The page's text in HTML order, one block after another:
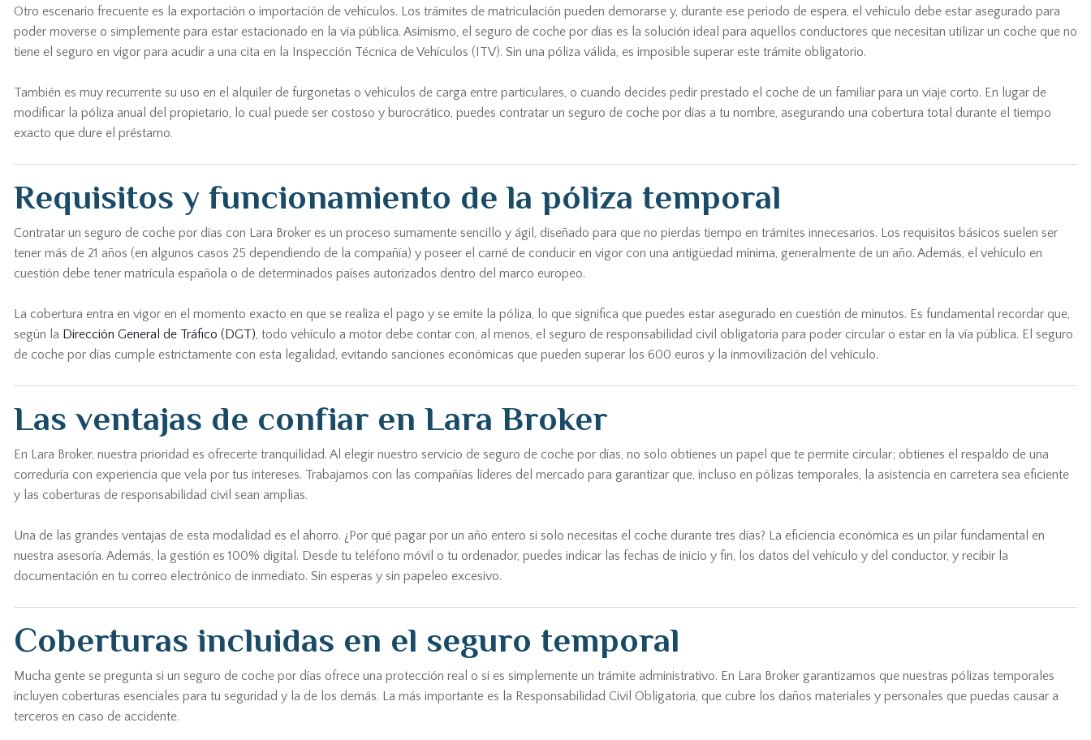
Otro escenario frecuente es la exportación o importación de vehículos. Los trámites de matriculación pueden demorarse y, durante ese periodo de espera, el vehículo debe estar asegurado para
poder moverse o simplemente para estar estacionado en la vía pública. Asimismo, el seguro de coche por días es la solución ideal para aquellos conductores que necesitan utilizar un coche que no
tiene el seguro en vigor para acudir a una cita en la Inspección Técnica de Vehículos (ITV). Sin una póliza válida, es imposible superar este trámite obligatorio.
También es muy recurrente su uso en el alquiler de furgonetas o vehículos de carga entre particulares, o cuando decides pedir prestado el coche de un familiar para un viaje corto. En lugar de
modificar la póliza anual del propietario, lo cual puede ser costoso y burocrático, puedes contratar un seguro de coche por días a tu nombre, asegurando una cobertura total durante el tiempo
exacto que dure el préstamo.
Requisitos y funcionamiento de la póliza temporal
Contratar un seguro de coche por días con Lara Broker es un proceso sumamente sencillo y ágil, diseñado para que no pierdas tiempo en trámites innecesarios. Los requisitos básicos suelen ser
tener más de 21 años (en algunos casos 25 dependiendo de la compañía) y poseer el carné de conducir en vigor con una antigüedad mínima, generalmente de un año. Además, el vehículo en
cuestión debe tener matrícula española o de determinados países autorizados dentro del marco europeo.
La cobertura entra en vigor en el momento exacto en que se realiza el pago y se emite la póliza, lo que significa que puedes estar asegurado en cuestión de minutos. Es fundamental recordar que,
según la Dirección General de Tráfico (DGT), todo vehículo a motor debe contar con, al menos, el seguro de responsabilidad civil obligatoria para poder circular o estar en la vía pública. El seguro
de coche por días cumple estrictamente con esta legalidad, evitando sanciones económicas que pueden superar los 600 euros y la inmovilización del vehículo.
Las ventajas de confiar en Lara Broker
En Lara Broker, nuestra prioridad es ofrecerte tranquilidad. Al elegir nuestro servicio de seguro de coche por días, no solo obtienes un papel que te permite circular; obtienes el respaldo de una
correduría con experiencia que vela por tus intereses. Trabajamos con las compañías líderes del mercado para garantizar que, incluso en pólizas temporales, la asistencia en carretera sea eficiente
y las coberturas de responsabilidad civil sean amplias.
Una de las grandes ventajas de esta modalidad es el ahorro. ¿Por qué pagar por un año entero si solo necesitas el coche durante tres días? La eficiencia económica es un pilar fundamental en
nuestra asesoría. Además, la gestión es 100% digital. Desde tu teléfono móvil o tu ordenador, puedes indicar las fechas de inicio y fin, los datos del vehículo y del conductor, y recibir la
documentación en tu correo electrónico de inmediato. Sin esperas y sin papeleo excesivo.
Coberturas incluidas en el seguro temporal
Mucha gente se pregunta si un seguro de coche por días ofrece una protección real o si es simplemente un trámite administrativo. En Lara Broker garantizamos que nuestras pólizas temporales
incluyen coberturas esenciales para tu seguridad y la de los demás. La más importante es la Responsabilidad Civil Obligatoria, que cubre los daños materiales y personales que puedas causar a
terceros en caso de accidente.